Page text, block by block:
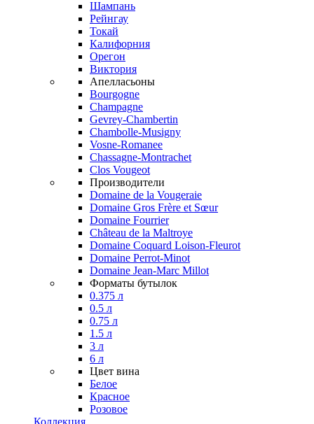
Шампань
Рейнгау
Токай
Калифорния
Орегон
Виктория
Апелласьоны
Bourgogne
Champagne
Gevrey-Chambertin
Chambolle-Musigny
Vosne-Romanee
Chassagne-Montrachet
Clos Vougeot
Производители
Domaine de la Vougeraie
Domaine Gros Frère et Sœur
Domaine Fourrier
Château de la Maltroye
Domaine Coquard Loison-Fleurot
Domaine Perrot-Minot
Domaine Jean-Marc Millot
Форматы бутылок
0.375 л
0.5 л
0.75 л
1.5 л
3 л
6 л
Цвет вина
Белое
Красное
Розовое
Коллекция